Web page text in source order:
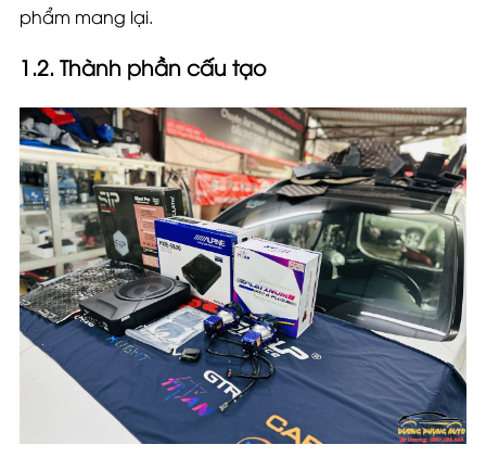
phẩm mang lại.
1.2. Thành phần cấu tạo